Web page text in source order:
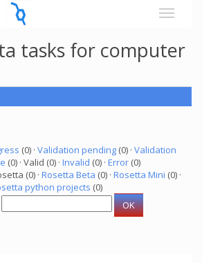
tasks for computer
(0) · Validation pending (0) · Validation
(0) · Valid (0) · Invalid (0) · Error (0)
(0) · Rosetta Beta (0) · Rosetta Mini (0) ·
python projects (0)